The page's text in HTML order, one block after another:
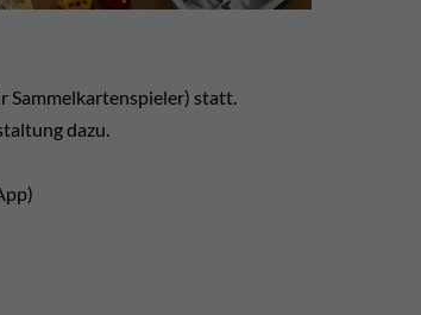
Sammelkartenspieler) statt.
dazu.